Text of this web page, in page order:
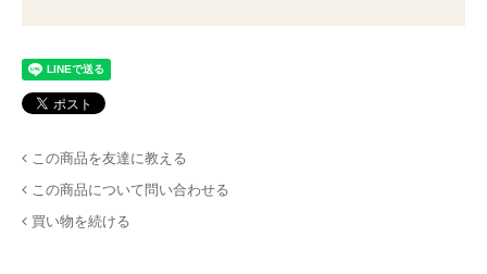
この商品を友達に教える
この商品について問い合わせる
買い物を続ける